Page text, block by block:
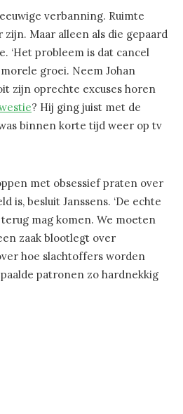
verbanning. Ruimte
Maar alleen als die gepaard
‘Het probleem is dat cancel
groei. Neem Johan
zijn oprechte excuses horen
? Hij ging juist met de
binnen korte tijd weer op tv
met obsessief praten over
is, besluit Janssens. ‘De echte
mag komen. We moeten
zaak blootlegt over
hoe slachtoffers worden
patronen zo hardnekkig